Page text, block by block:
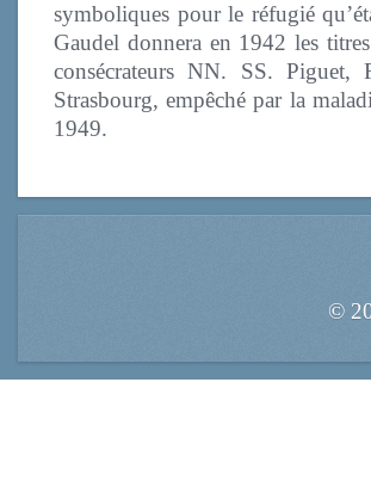
symboliques pour le réfugié
Gaudel donnera en 1942 les
consécrateurs NN. SS.
Strasbourg, empêché par la
1949.
©